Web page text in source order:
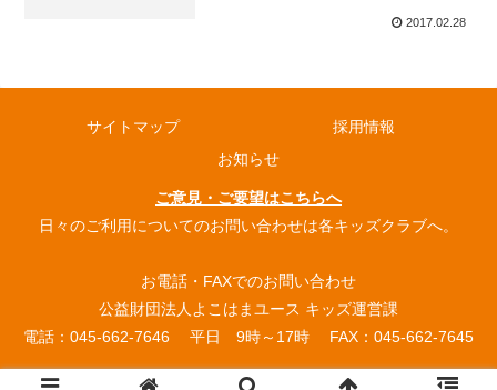
2017.02.28
サイトマップ
採用情報
お知らせ
ご意見・ご要望はこちらへ
日々のご利用についてのお問い合わせは各キッズクラブへ。
お電話・FAXでのお問い合わせ
公益財団法人よこはまユース キッズ運営課
電話：045-662-7646 平日 9時～17時 FAX：045-662-7645